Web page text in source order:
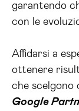
garantendo
con le
Affidarsi a
ottenere
che scelgono
Google